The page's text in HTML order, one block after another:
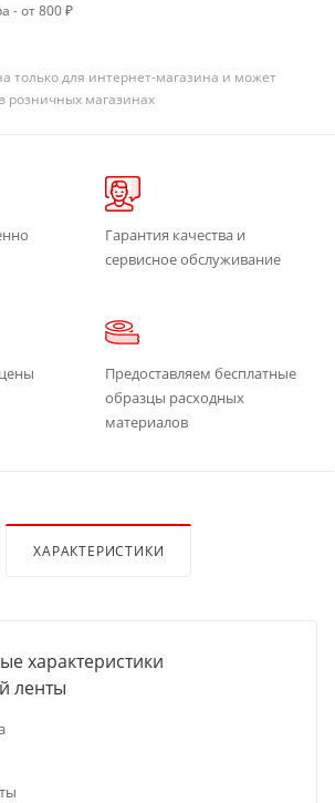
- от 800 ₽
только для интернет-магазина и может
розничных магазинах
Гарантия качества и
сервисное обслуживание
Предоставляем бесплатные
образцы расходных
материалов
ХАРАКТЕРИСТИКИ
характеристики
ленты